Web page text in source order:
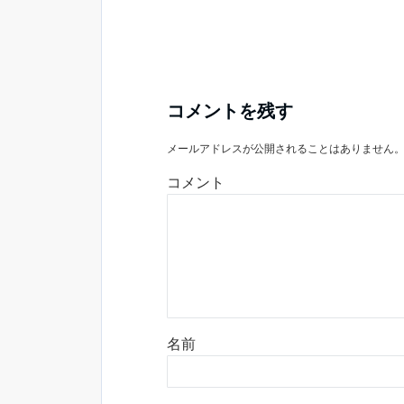
コメントを残す
メールアドレスが公開されることはありません。
コメント
名前